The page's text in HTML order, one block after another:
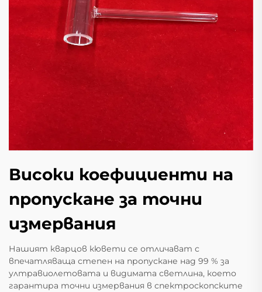
Високи коефициенти на
пропускане за точни
измервания
Нашият кварцов кювети се отличават с
впечатляваща степен на пропускане над 99 % за
ултравиолетовата и видимата светлина, което
гарантира точни измервания в спектроскопските